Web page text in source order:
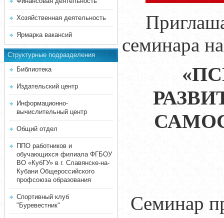
Хозяйственная деятельность
Ярмарка вакансий
Структурные подразделения
Библиотека
Издательский центр
Информационно-
вычислительный центр
Общий отдел
ППО работников и
обучающихся филиала ФГБОУ
ВО «КубГУ» в г. Славянске-на-
Кубани Общероссийского
профсоюза образования
Спортивный клуб
"Буревестник"
семинара
«
Семинар